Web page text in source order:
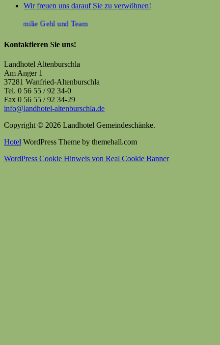
Wir freuen uns darauf Sie zu verwöhnen!
Familie Gehl und Team
Kontaktieren Sie uns!
Landhotel Altenburschla
Am Anger 1
37281 Wanfried-Altenburschla
Tel. 0 56 55 / 92 34-0
Fax 0 56 55 / 92 34-29
info@landhotel-altenburschla.de
Copyright © 2026 Landhotel Gemeindeschänke.
Hotel WordPress Theme by themehall.com
WordPress Cookie Hinweis von Real Cookie Banner